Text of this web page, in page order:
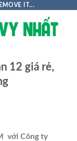
IT...
12 giá rẻ,
với Công ty